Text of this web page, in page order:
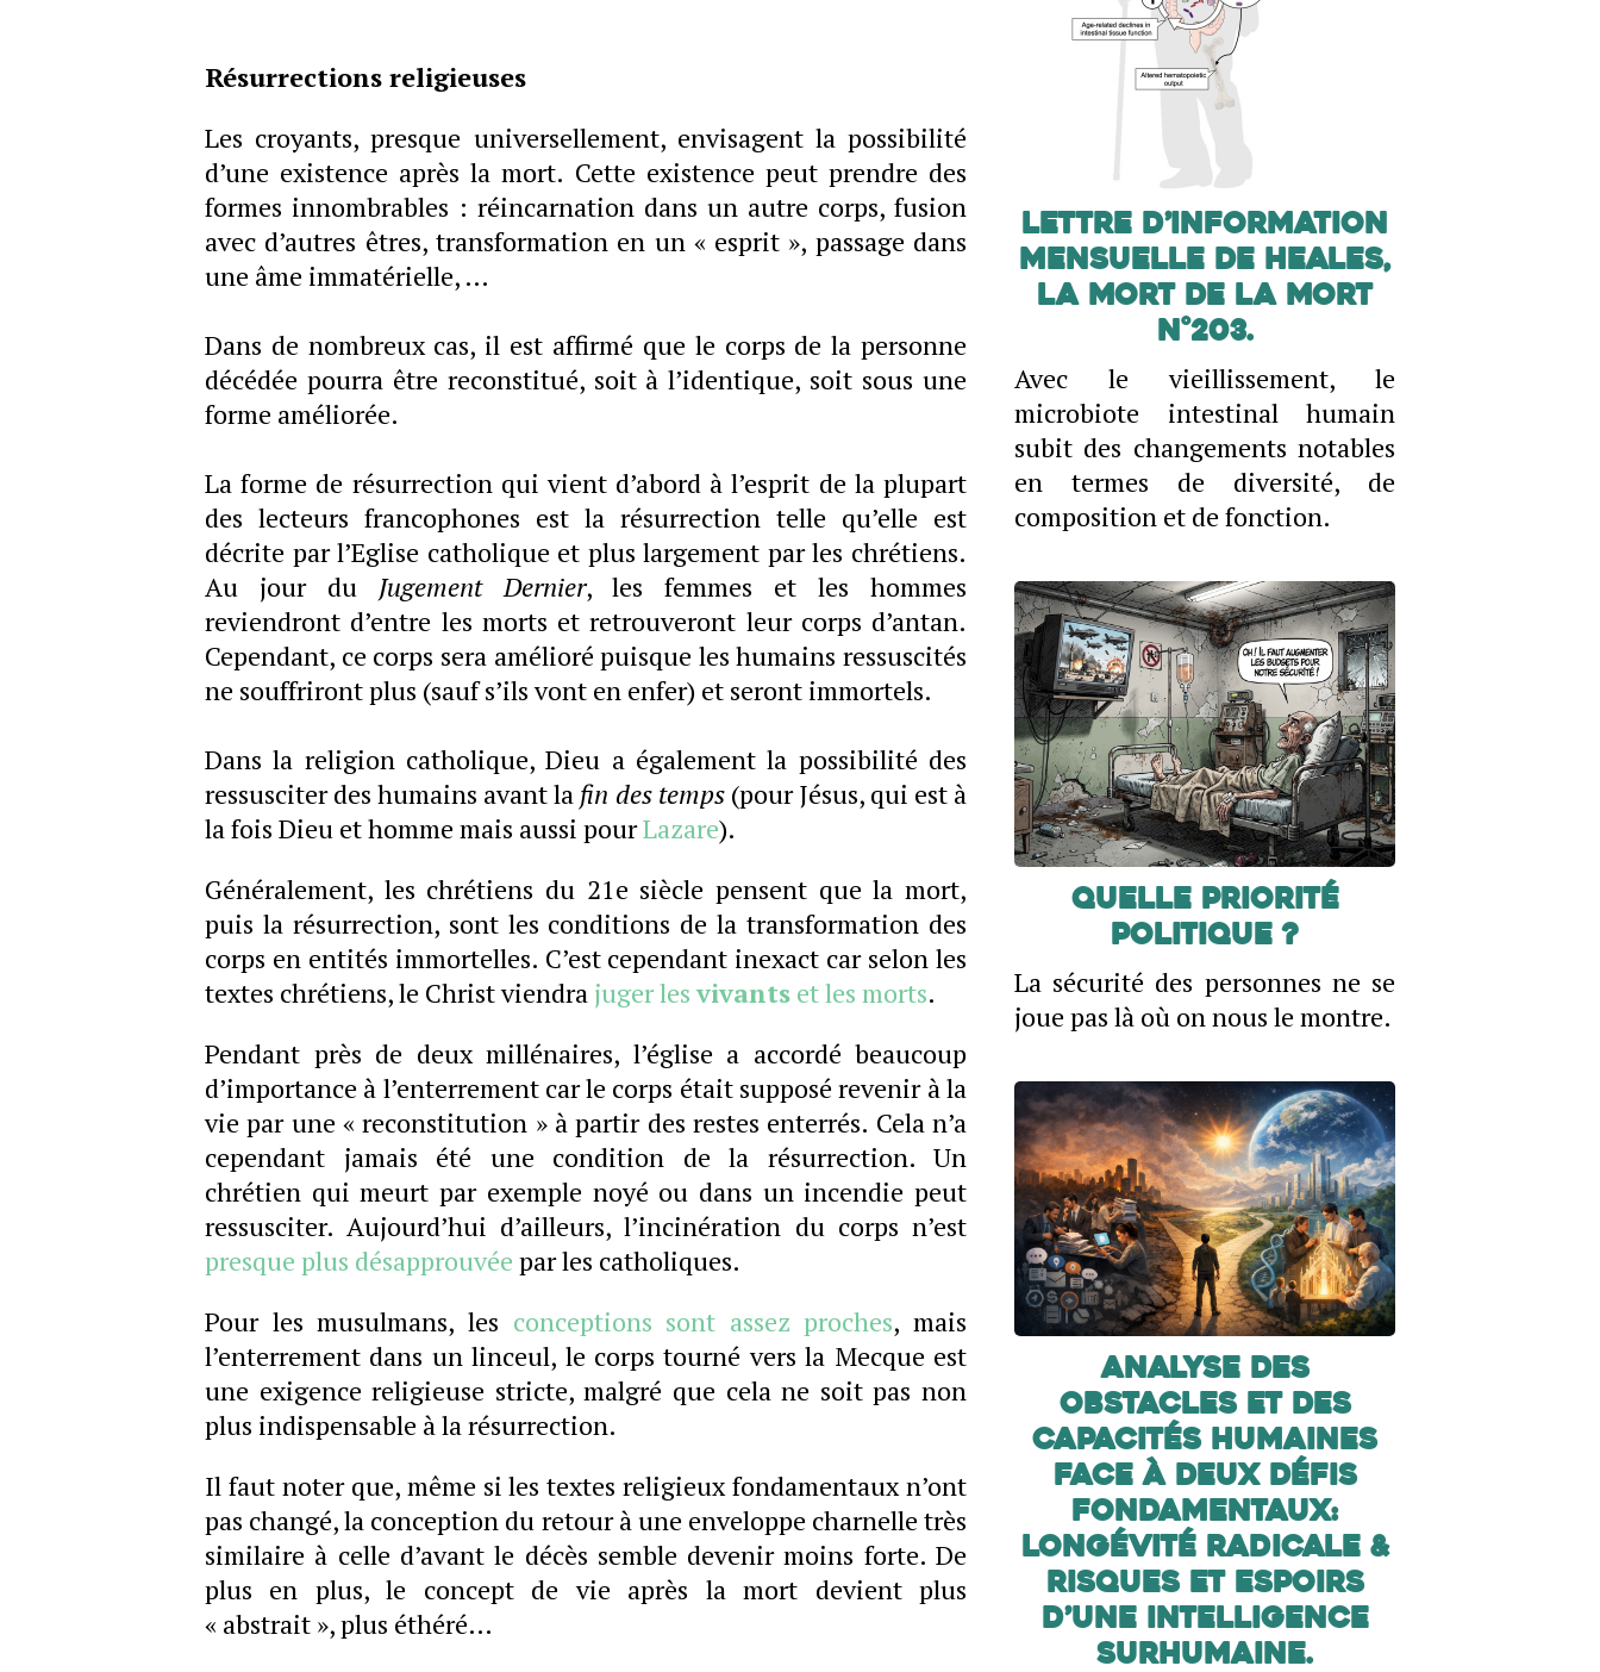
Résurrections religieuses
Les croyants, presque universellement, envisagent la possibilité
d’une existence après la mort. Cette existence peut prendre des
formes innombrables : réincarnation dans un autre corps, fusion
avec d’autres êtres, transformation en un « esprit », passage dans
une âme immatérielle, …
Dans de nombreux cas, il est affirmé que le corps de la personne
décédée pourra être reconstitué, soit à l’identique, soit sous une
forme améliorée.
La forme de résurrection qui vient d’abord à l’esprit de la plupart
des lecteurs francophones est la résurrection telle qu’elle est
décrite par l’Eglise catholique et plus largement par les chrétiens.
Au jour du Jugement Dernier, les femmes et les hommes
reviendront d’entre les morts et retrouveront leur corps d’antan.
Cependant, ce corps sera amélioré puisque les humains ressuscités
ne souffriront plus (sauf s’ils vont en enfer) et seront immortels.
Dans la religion catholique, Dieu a également la possibilité des
ressusciter des humains avant la fin des temps(pour Jésus, qui est à
la fois Dieu et homme mais aussi pourLazare).
Généralement, les chrétiens du 21e siècle pensent que la mort,
puis la résurrection, sont les conditions de la transformation des
corps en entités immortelles. C’est cependant inexact car selon les
textes chrétiens, le Christ viendra juger lesvivants et les morts.
Pendant près de deux millénaires, l’église a accordé beaucoup
d’importance à l’enterrement car le corps était supposé revenir à la
vie par une « reconstitution » à partir des restes enterrés. Cela n’a
cependant jamais été une condition de la résurrection. Un
chrétien qui meurt par exemple noyé ou dans un incendie peut
ressusciter. Aujourd’hui d’ailleurs, l’incinération du corps n’est
presque plus désapprouvée par les catholiques.
Pour les musulmans, les conceptions sont assez proches, mais
l’enterrement dans un linceul, le corps tourné vers la Mecque est
une exigence religieuse stricte, malgré que cela ne soit pas non
plus indispensable à la résurrection.
Il faut noter que, même si les textes religieux fondamentaux n’ont
pas changé, la conception du retour à une enveloppe charnelle très
similaire à celle d’avant le décès semble devenir moins forte. De
plus en plus, le concept de vie après la mort devient plus
« abstrait », plus éthéré…
Lettre d’information
mensuelle de Heales,
La mort de la mort
N°203.
Avec le vieillissement, le
microbiote intestinal humain
subit des changements notables
en termes de diversité, de
composition et de fonction.
Quelle priorité
politique ?
La sécurité des personnes ne se
joue pas là où on nous le montre.
Analyse des
obstacles et des
capacités humaines
face à deux défis
fondamentaux:
Longévité radicale &
Risques et espoirs
d’une intelligence
surhumaine.